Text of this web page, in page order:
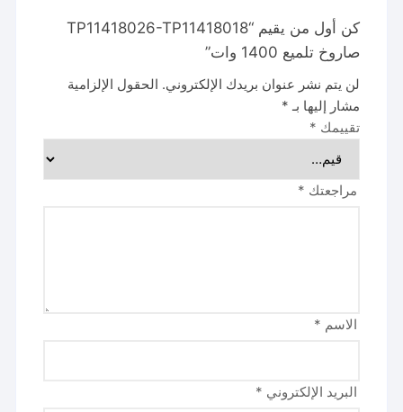
كن أول من يقيم “TP11418026-TP11418018
صاروخ تلميع 1400 وات”
لن يتم نشر عنوان بريدك الإلكتروني. الحقول الإلزامية
مشار إليها بـ *
تقييمك *
مراجعتك *
الاسم *
البريد الإلكتروني *